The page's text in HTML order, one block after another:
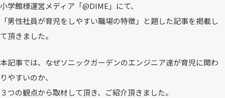
小学館様運営メディア「@DIME」にて、
「男性社員が育児をしやすい職場の特徴」と題した記事を掲載し
て頂きました。
本記事では、なぜソニックガーデンのエンジニア達が育児に関わ
りやすいのか、
３つの観点から取材して頂き、ご紹介頂きました。